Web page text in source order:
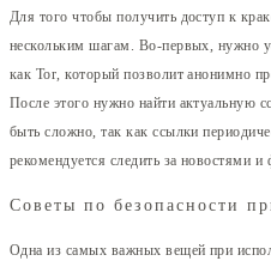
Для того чтобы получить доступ к
нескольким шагам. Во-первых, нужно
как Tor, который позволит анонимно
После этого нужно найти актуальную
быть сложно, так как ссылки
рекомендуется следить за новостями
Советы по безопасности
Одна из самых важных вещей при